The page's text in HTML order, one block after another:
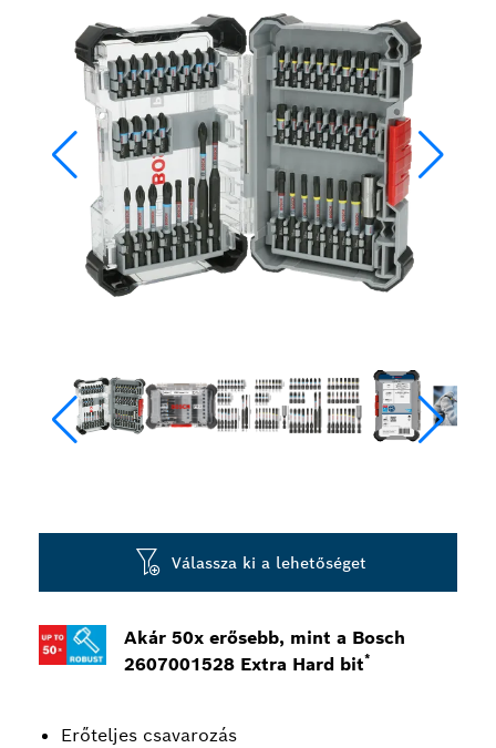
Akár 50x erősebb, mint a Bosch
2607001528 Extra Hard bit*
Erőteljes csavarozás
Válassza ki a lehetőséget